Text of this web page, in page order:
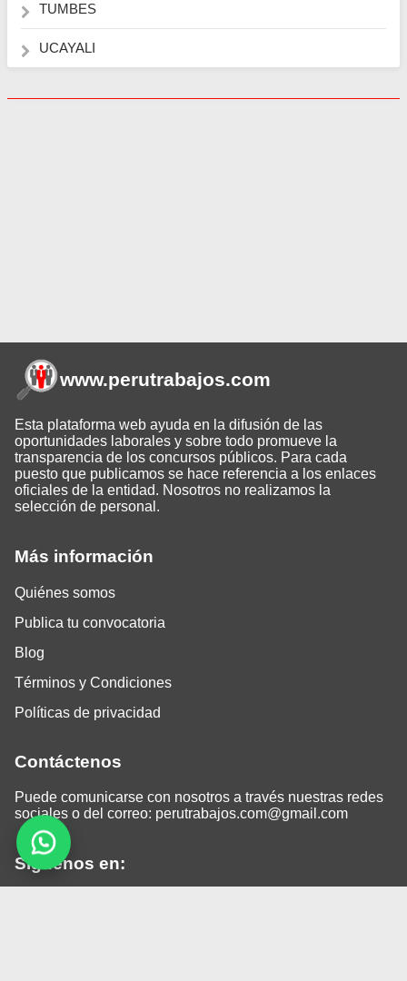
TUMBES
UCAYALI
Más información
Quiénes somos
Publica tu convocatoria
Blog
Términos y Condiciones
Políticas de privacidad
Contáctenos
Puede comunicarse con nosotros a través nuestras redes
sociales o del correo: perutrabajos.com@gmail.com
Siguenos en:
www.perutrabajos.com
Esta plataforma web ayuda en la difusión de las
oportunidades laborales y sobre todo promueve la
transparencia de los concursos públicos. Para cada
puesto que publicamos se hace referencia a los enlaces
oficiales de la entidad. Nosotros no realizamos la
selección de personal.